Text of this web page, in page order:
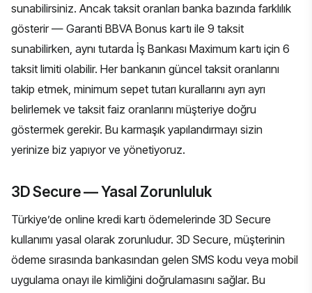
sunabilirsiniz. Ancak taksit oranları banka bazında farklılık
gösterir — Garanti BBVA Bonus kartı ile 9 taksit
sunabilirken, aynı tutarda İş Bankası Maximum kartı için 6
taksit limiti olabilir. Her bankanın güncel taksit oranlarını
takip etmek, minimum sepet tutarı kurallarını ayrı ayrı
belirlemek ve taksit faiz oranlarını müşteriye doğru
göstermek gerekir. Bu karmaşık yapılandırmayı sizin
yerinize biz yapıyor ve yönetiyoruz.
3D Secure — Yasal Zorunluluk
Türkiye’de online kredi kartı ödemelerinde 3D Secure
kullanımı yasal olarak zorunludur. 3D Secure, müşterinin
ödeme sırasında bankasından gelen SMS kodu veya mobil
uygulama onayı ile kimliğini doğrulamasını sağlar. Bu